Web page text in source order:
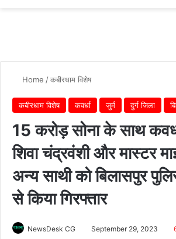
Home /कबीरधाम विशेष
कबीरधाम विशेष कवर्धा जुर्म दुर्ग जिला
15 करोड़ सोना के साथ
शिवा चंद्रवंशी और मास्टर
अन्य साथी को बिलासपुर
से किया गिरफ्तार
NewsDesk CG September 29, 2023